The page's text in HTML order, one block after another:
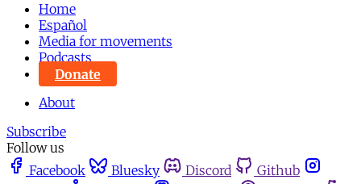
Home
Español
Media for movements
Podcasts
Donate
About
Subscribe
Follow us
Facebook
Bluesky Discord
Github